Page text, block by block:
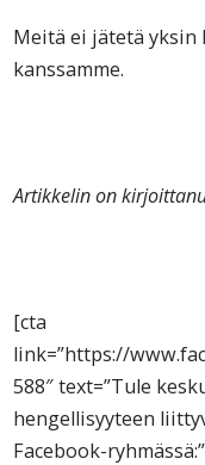
Meitä ei jätetä yksin
kanssamme.
Artikkelin on
[cta
link=”https://
588″ text=”Tule
hengellisyyteen
Facebook-